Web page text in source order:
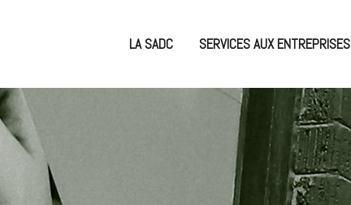
LA SADC SERVICES AUX ENTREPRISES